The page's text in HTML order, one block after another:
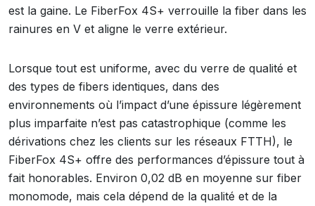
est la gaine. Le FiberFox 4S+ verrouille la fiber dans les
rainures en V et aligne le verre extérieur.
Lorsque tout est uniforme, avec du verre de qualité et
des types de fibers identiques, dans des
environnements où l’impact d’une épissure légèrement
plus imparfaite n’est pas catastrophique (comme les
dérivations chez les clients sur les réseaux FTTH), le
FiberFox 4S+ offre des performances d’épissure tout à
fait honorables. Environ 0,02 dB en moyenne sur fiber
monomode, mais cela dépend de la qualité et de la